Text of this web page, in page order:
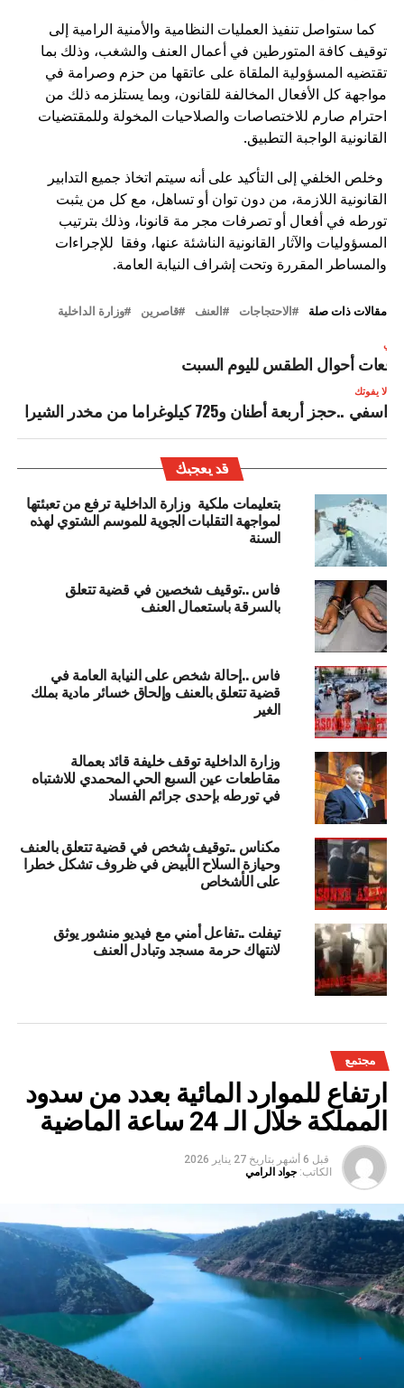
كما ستواصل تنفيذ العمليات النظامية والأمنية الرامية إلى
توقيف كافة المتورطين في أعمال العنف والشغب، وذلك بما
تقتضيه المسؤولية الملقاة على عاتقها من حزم وصرامة في
مواجهة كل الأفعال المخالفة للقانون، وبما يستلزمه ذلك من
احترام صارم للاختصاصات والصلاحيات المخولة وللمقتضيات
القانونية الواجبة التطبيق.
وخلص الخلفي إلى التأكيد على أنه سيتم اتخاذ جميع التدابير
القانونية اللازمة، من دون توان أو تساهل، مع كل من يثبت
تورطه في أفعال أو تصرفات مجر مة قانونا، وذلك بترتيب
المسؤوليات والآثار القانونية الناشئة عنها، وفقا للإجراءات
والمساطر المقررة وتحت إشراف النيابة العامة.
مقالات ذات صلة الاحتجاجات العنف قاصرين وزارة الداخلية
أحوال الطقس لليوم السبت
لا يفوتك
اسفي ..حجز أربعة أطنان و725 كيلوغراما من مخدر الشيرا
قد يعجبك
بتعليمات ملكية وزارة الداخلية ترفع من تعبئتها
لمواجهة التقلبات الجوية للموسم الشتوي لهذه
السنة
فاس ..توقيف شخصين في قضية تتعلق
بالسرقة باستعمال العنف
فاس ..إحالة شخص على النيابة العامة في
قضية تتعلق بالعنف وإلحاق خسائر مادية بملك
الغير
وزارة الداخلية توقف خليفة قائد بعمالة
مقاطعات عين السبع الحي المحمدي للاشتباه
في تورطه بإحدى جرائم الفساد
مكناس ..توقيف شخص في قضية تتعلق بالعنف
وحيازة السلاح الأبيض في ظروف تشكل خطرا
على الأشخاص
تيفلت ..تفاعل أمني مع فيديو منشور يوثق
لانتهاك حرمة مسجد وتبادل العنف
مجتمع
ارتفاع للموارد المائية بعدد من سدود
المملكة خلال الـ 24 ساعة الماضية
قبل 6 أشهر بتاريخ 27 يناير 2026
الكاتب: جواد الرامي